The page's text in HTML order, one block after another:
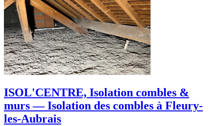
ISOL'CENTRE, Isolation combles &
murs — Isolation des combles à Fleury-
les-Aubrais